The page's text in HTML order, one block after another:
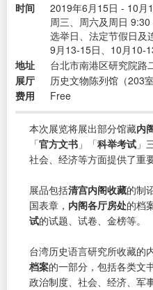
时间
2019年6月15日 - 10月
周三、周六及周日
选举日、法定节假日及
9月13-15日、10月10-
地址
台北市南港区研究院路
展厅
历史文物陈列馆（203室
费用
Free
本次展览将展出部分馆藏内
「官方文书 」「科举考试 」
社会、经济等方面提供了重
展品包括清宫内阁收藏的制
国表章， 内阁各厅房处的档
试的试题、试卷、金榜等。
台湾历史语言研究所收藏的
档案的一部分，包括各类文
政治制度、社会、经济、军